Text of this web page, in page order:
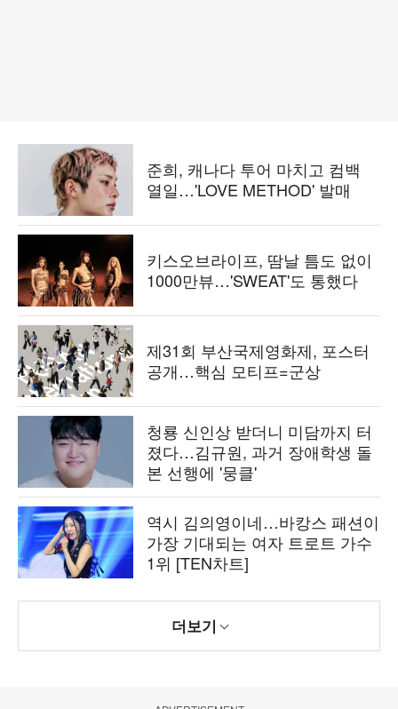
준희, 캐나다 투어 마치고 컴백
열일…'LOVE METHOD' 발매
키스오브라이프, 땀날 틈도 없이
1000만뷰…'SWEAT'도 통했다
제31회 부산국제영화제, 포스터
공개…핵심 모티프=군상
청룡 신인상 받더니 미담까지 터
졌다…김규원, 과거 장애학생 돌
본 선행에 '뭉클'
역시 김의영이네…바캉스 패션이
가장 기대되는 여자 트로트 가수
1위 [TEN차트]
더보기